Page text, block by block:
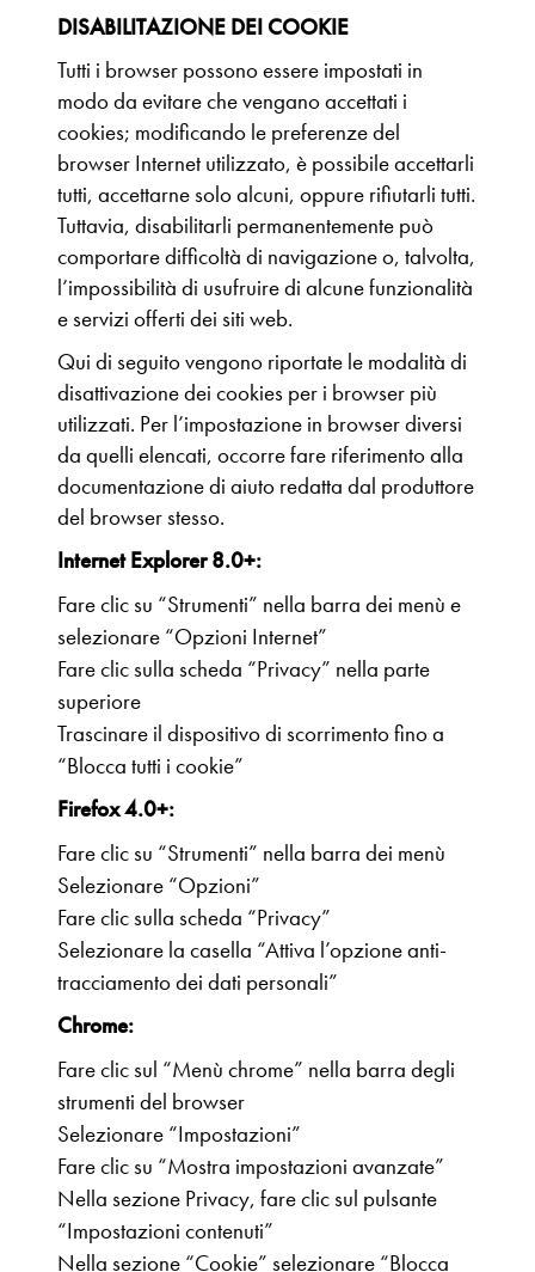
DISABILITAZIONE DEI COOKIE
Tutti i browser possono essere impostati in
modo da evitare che vengano accettati i
cookies; modificando le preferenze del
browser Internet utilizzato, è possibile accettarli
tutti, accettarne solo alcuni, oppure rifiutarli tutti.
Tuttavia, disabilitarli permanentemente può
comportare difficoltà di navigazione o, talvolta,
l’impossibilità di usufruire di alcune funzionalità
e servizi offerti dei siti web.
Qui di seguito vengono riportate le modalità di
disattivazione dei cookies per i browser più
utilizzati. Per l’impostazione in browser diversi
da quelli elencati, occorre fare riferimento alla
documentazione di aiuto redatta dal produttore
del browser stesso.
Internet Explorer 8.0+:
Fare clic su “Strumenti” nella barra dei menù e
selezionare “Opzioni Internet”
Fare clic sulla scheda “Privacy” nella parte
superiore
Trascinare il dispositivo di scorrimento fino a
“Blocca tutti i cookie”
Firefox 4.0+:
Fare clic su “Strumenti” nella barra dei menù
Selezionare “Opzioni”
Fare clic sulla scheda “Privacy”
Selezionare la casella “Attiva l’opzione anti-
tracciamento dei dati personali”
Chrome:
Fare clic sul “Menù chrome” nella barra degli
strumenti del browser
Selezionare “Impostazioni”
Fare clic su “Mostra impostazioni avanzate”
Nella sezione Privacy, fare clic sul pulsante
“Impostazioni contenuti”
Nella sezione “Cookie” selezionare “Blocca